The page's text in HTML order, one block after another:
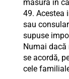
măsura în
49. Acestea
sau
supuse
Numai dacă
se acordă,
cele